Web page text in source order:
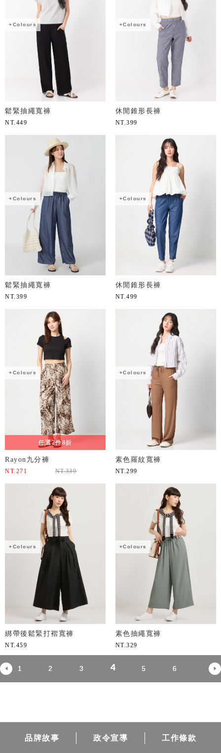
+Colours
鬆緊抽繩寬褲
NT. 449
+Colours
休閒錐形長褲
NT.399
+Colours
鬆緊抽繩寬褲
NT. 399
+Colours
休閒錐形長褲
NT.499
+Colours
任選2件8折
Rayon九分褲
NT. 271 NT.339
+Colours
素色羅紋寬褲
NT. 299
+Colours
綁帶後鬆緊打褶寬褲
NT. 459
+Colours
素色抽繩寬褲
NT. 329
1 2 3 4 5 6
品牌故事 政令宣導 工作條款